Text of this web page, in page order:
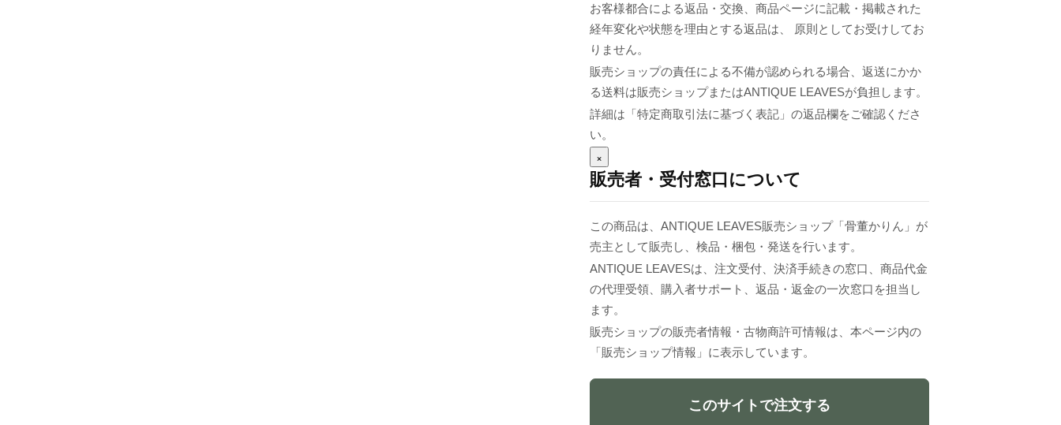
お客様都合による返品・交換、商品ページに記載・掲載された
経年変化や状態を理由とする返品は、 原則としてお受けしてお
りません。
販売ショップの責任による不備が認められる場合、返送にかか
る送料は販売ショップまたはANTIQUE LEAVESが負担します。
詳細は「特定商取引法に基づく表記」の返品欄をご確認くださ
い。
×
販売者・受付窓口について
この商品は、ANTIQUE LEAVES販売ショップ「骨董かりん」が
売主として販売し、検品・梱包・発送を行います。
ANTIQUE LEAVESは、注文受付、決済手続きの窓口、商品代金
の代理受領、購入者サポート、返品・返金の一次窓口を担当し
ます。
販売ショップの販売者情報・古物商許可情報は、本ページ内の
「販売ショップ情報」に表示しています。
このサイトで注文する